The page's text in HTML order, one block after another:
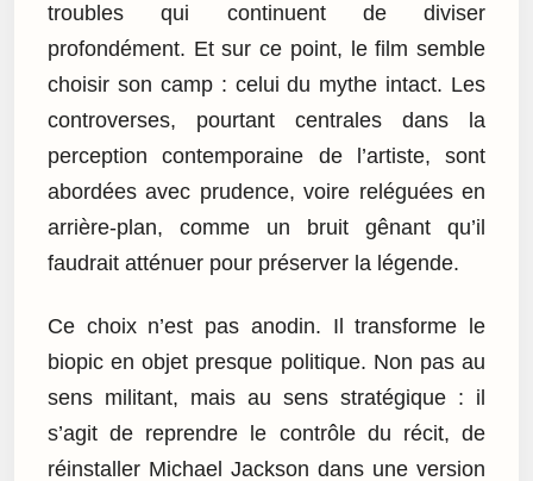
troubles qui continuent de diviser
profondément. Et sur ce point, le film semble
choisir son camp : celui du mythe intact. Les
controverses, pourtant centrales dans la
perception contemporaine de l’artiste, sont
abordées avec prudence, voire reléguées en
arrière-plan, comme un bruit gênant qu’il
faudrait atténuer pour préserver la légende.
Ce choix n’est pas anodin. Il transforme le
biopic en objet presque politique. Non pas au
sens militant, mais au sens stratégique : il
s’agit de reprendre le contrôle du récit, de
réinstaller Michael Jackson dans une version